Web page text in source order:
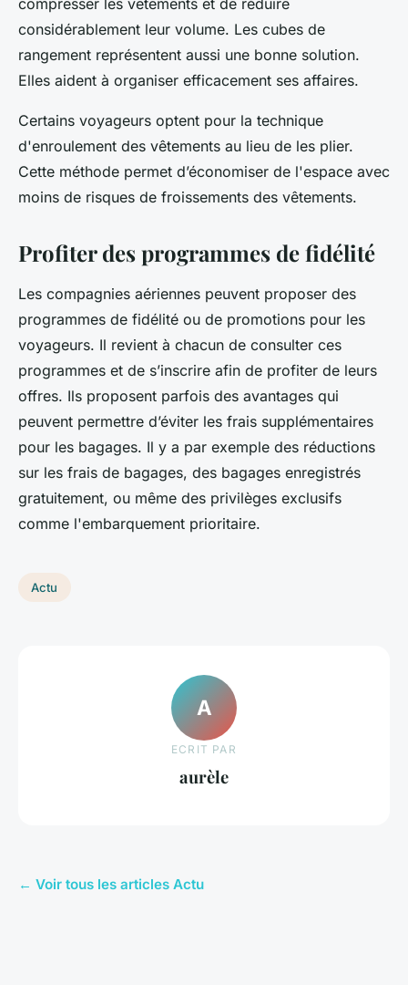
compresser les vêtements et de réduire
considérablement leur volume. Les cubes de
rangement représentent aussi une bonne solution.
Elles aident à organiser efficacement ses affaires.
Certains voyageurs optent pour la technique
d'enroulement des vêtements au lieu de les plier.
Cette méthode permet d’économiser de l'espace avec
moins de risques de froissements des vêtements.
Profiter des programmes de fidélité
Les compagnies aériennes peuvent proposer des
programmes de fidélité ou de promotions pour les
voyageurs. Il revient à chacun de consulter ces
programmes et de s’inscrire afin de profiter de leurs
offres. Ils proposent parfois des avantages qui
peuvent permettre d’éviter les frais supplémentaires
pour les bagages. Il y a par exemple des réductions
sur les frais de bagages, des bagages enregistrés
gratuitement, ou même des privilèges exclusifs
comme l'embarquement prioritaire.
Actu
A
ECRIT PAR
aurèle
← Voir tous les articles Actu